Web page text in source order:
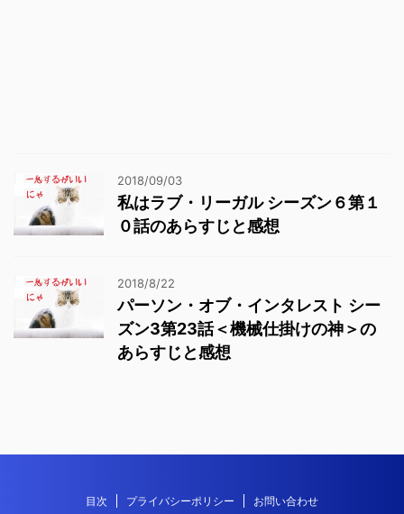
2018/09/03
私はラブ・リーガル シーズン６第１
０話のあらすじと感想
2018/8/22
パーソン・オブ・インタレスト シー
ズン3第23話＜機械仕掛けの神＞の
あらすじと感想
目次 プライバシーポリシー お問い合わせ